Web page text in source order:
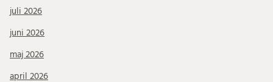
juli 2026
juni 2026
maj 2026
april 2026